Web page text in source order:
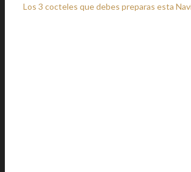
Los 3 cocteles que debes preparas esta